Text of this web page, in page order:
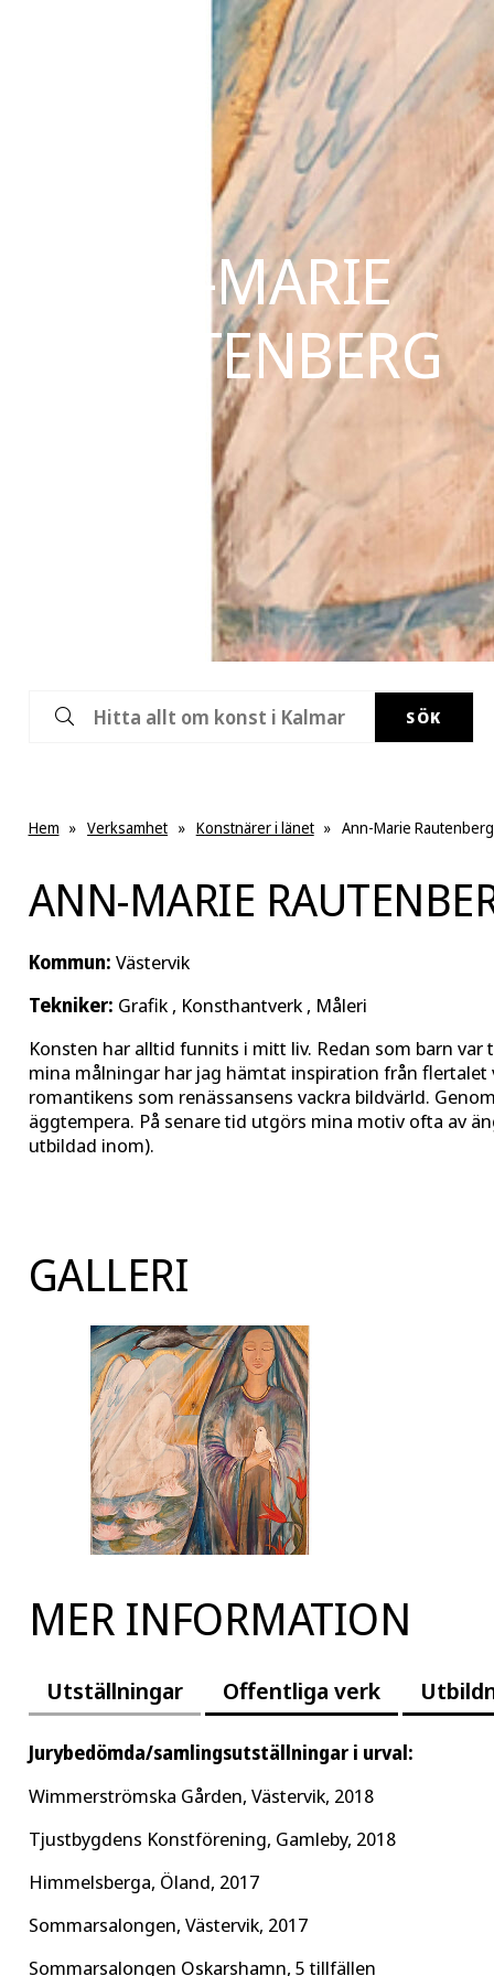
ANN-MARIE
RAUTENBERG
SÖK
Hem » Verksamhet » Konstnärer i länet » Ann-Marie Rautenberg
ANN-MARIE
Kommun: Västervik
Tekniker: Grafik , Konsthantverk , Måleri
Konsten har alltid funnits i mitt liv. Redan som barn
mina målningar har jag hämtat inspiration från
romantikens som renässansens vackra bildvärld.
äggtempera. På senare tid utgörs mina motiv ofta av
utbildad inom).
GALLERI
MER INFORMATION
Utställningar Offentliga verk
Jurybedömda/samlingsutställningar i urval:
Wimmerströmska Gården, Västervik, 2018
Tjustbygdens Konstförening, Gamleby, 2018
Himmelsberga, Öland, 2017
Sommarsalongen, Västervik, 2017
Sommarsalongen Oskarshamn, 5 tillfällen